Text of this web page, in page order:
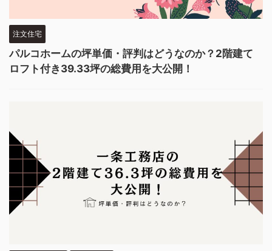
注文住宅
パルコホームの坪単価・評判はどうなのか？2階建て
ロフト付き39.33坪の総費用を大公開！